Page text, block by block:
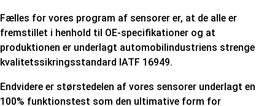
Fælles for vores program af sensorer er, at de alle er
fremstillet i henhold til OE-specifikationer og at
produktionen er underlagt automobilindustriens strenge
kvalitetssikringsstandard IATF 16949.
Endvidere er størstedelen af vores sensorer underlagt en
100% funktionstest som den ultimative form for